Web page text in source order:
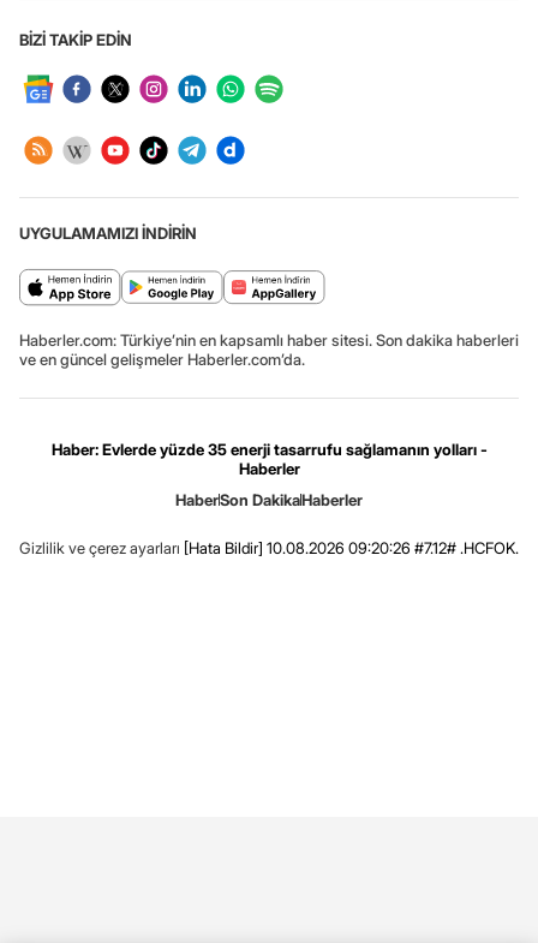
BİZİ TAKİP EDİN
UYGULAMAMIZI İNDİRİN
Haberler.com: Türkiye’nin en kapsamlı haber sitesi. Son dakika haberleri
ve en güncel gelişmeler Haberler.com’da.
Haber: Evlerde yüzde 35 enerji tasarrufu sağlamanın yolları -
Haberler
HaberSon DakikaHaberler
Gizlilik ve çerez ayarları [Hata Bildir] 10.08.2026 09:20:26 #7.12# .HCFOK.